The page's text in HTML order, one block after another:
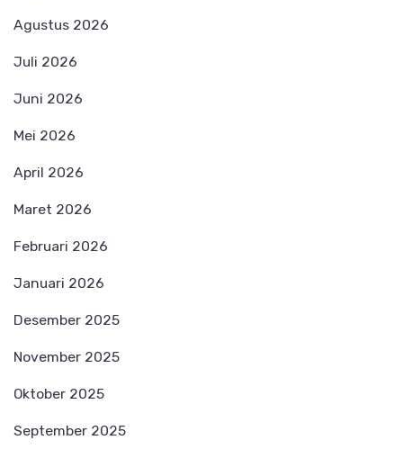
Agustus 2026
Juli 2026
Juni 2026
Mei 2026
April 2026
Maret 2026
Februari 2026
Januari 2026
Desember 2025
November 2025
Oktober 2025
September 2025